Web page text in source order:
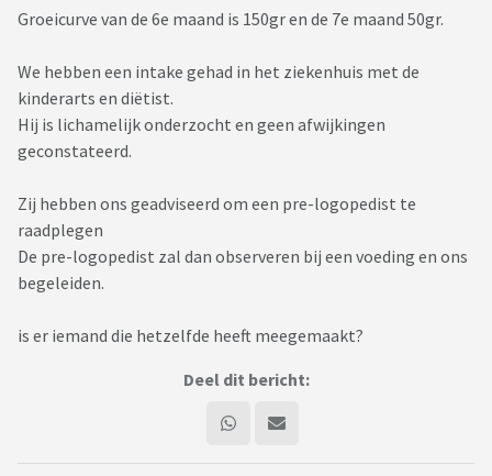
Groeicurve van de 6e maand is 150gr en de 7e maand 50gr.
We hebben een intake gehad in het ziekenhuis met de
kinderarts en diëtist.
Hij is lichamelijk onderzocht en geen afwijkingen
geconstateerd.
Zij hebben ons geadviseerd om een pre-logopedist te
raadplegen
De pre-logopedist zal dan observeren bij een voeding en ons
begeleiden.
is er iemand die hetzelfde heeft meegemaakt?
Deel dit bericht: